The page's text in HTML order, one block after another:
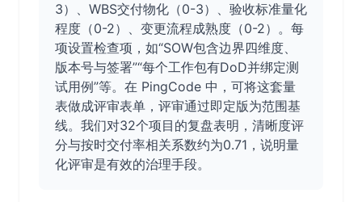
3）、WBS交付物化（0-3）、验收标准量化
程度（0-2）、变更流程成熟度（0-2）。每
项设置检查项，如“SOW包含边界四维度、
版本号与签署”“每个工作包有DoD并绑定测
试用例”等。在 PingCode 中，可将这套量
表做成评审表单，评审通过即定版为范围基
线。我们对32个项目的复盘表明，清晰度评
分与按时交付率相关系数约为0.71，说明量
化评审是有效的治理手段。